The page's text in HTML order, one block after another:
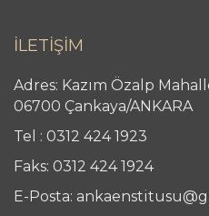
İLETİŞİM
Adres: Kazım Özalp
06700 Çankaya/ANKARA
Tel : 0312 424 1923
Faks: 0312 424 1924
E-Posta: